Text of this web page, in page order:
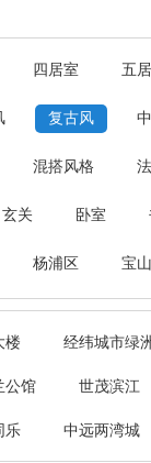
四居室 五
复古风
混搭风格
玄关 卧室
杨浦区 宝
楼 经纬城市绿
公馆 世茂滨江
乐 中远两湾城